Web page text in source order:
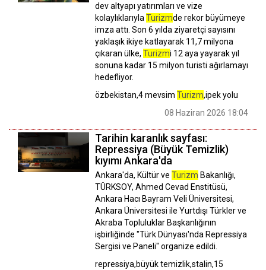
dev altyapı yatırımları ve vize
kolaylıklarıyla Turizmde rekor büyümeye
imza attı. Son 6 yılda ziyaretçi sayısını
yaklaşık ikiye katlayarak 11,7 milyona
çıkaran ülke, Turizmi 12 aya yayarak yıl
sonuna kadar 15 milyon turisti ağırlamayı
hedefliyor.
özbekistan,4 mevsim Turizm,ipek yolu
08 Haziran 2026 18:04
Tarihin karanlık sayfası:
Repressiya (Büyük Temizlik)
kıyımı Ankara'da
Ankara'da, Kültür ve Turizm Bakanlığı,
TÜRKSOY, Ahmed Cevad Enstitüsü,
Ankara Hacı Bayram Veli Üniversitesi,
Ankara Üniversitesi ile Yurtdışı Türkler ve
Akraba Topluluklar Başkanlığının
işbirliğinde "Türk Dünyası'nda Repressiya
Sergisi ve Paneli" organize edildi.
repressiya,büyük temizlik,stalin,15